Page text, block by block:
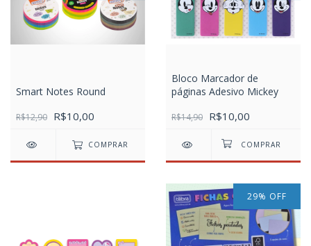
Smart Notes Round
R$12,90 R$10,00
COMPRAR
Bloco Marcador de
páginas Adesivo Mickey
R$14,90 R$10,00
29% OFF